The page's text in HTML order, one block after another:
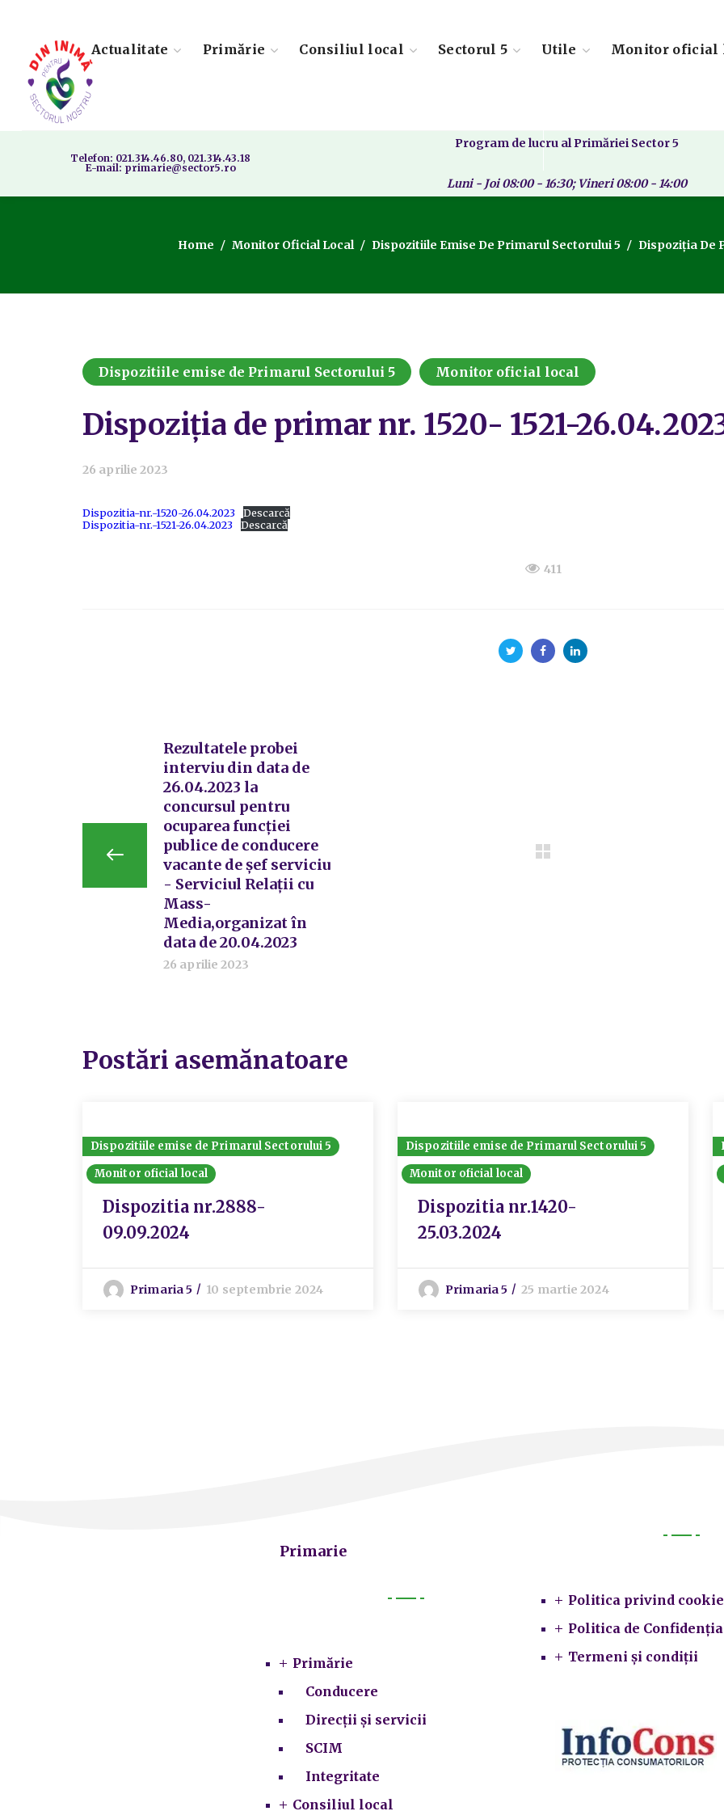
Actualitate Primărie Consiliul local Sectorul 5 Utile Monitor oficial
Telefon: 021.314.46.80, 021.314.43.18
E-mail: primarie@sector5.ro
Program de lucru al Primăriei Sector 5
Luni - Joi 08:00 - 16:30; Vineri 08:00 - 14:00
Home Monitor Oficial Local Dispozitiile Emise De Primarul Sectorului 5 Dispoziția De
Dispozitiile emise de Primarul Sectorului 5 Monitor oficial local
Dispoziția de primar nr. 1520- 1521-
26 aprilie 2023
Dispozitia-nr.-1520-26.04.2023
Descarcă
Dispozitia-nr.-1521-26.04.2023
Descarcă
411
Rezultatele probei
interviu din data de
26.04.2023 la
concursul pentru
ocuparea funcției
publice de conducere
vacante de șef serviciu
- Serviciul Relații cu
Mass-
Media,organizat în
data de 20.04.2023
26 aprilie 2023
Postări asemănatoare
Dispozitiile emise de Primarul Sectorului 5
Monitor oficial local
Dispozitia nr.2888-
09.09.2024
Primaria 5 10 septembrie 2024
Dispozitiile emise de Primarul Sectorului 5
Monitor oficial local
Dispozitia nr.1420-
25.03.2024
Primaria 5 25 martie 2024
Primarie
Primărie
Conducere
Direcții și servicii
SCIM
Integritate
Consiliul local
Politica privind
Politica de
Termeni și condiții